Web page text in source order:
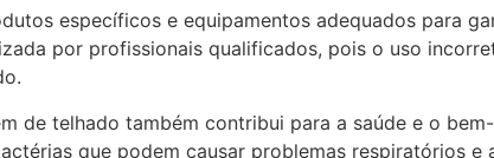
específicos e equipamentos adequados para
por profissionais qualificados, pois o uso
de telhado também contribui para a saúde e o
que podem causar problemas respiratórios e